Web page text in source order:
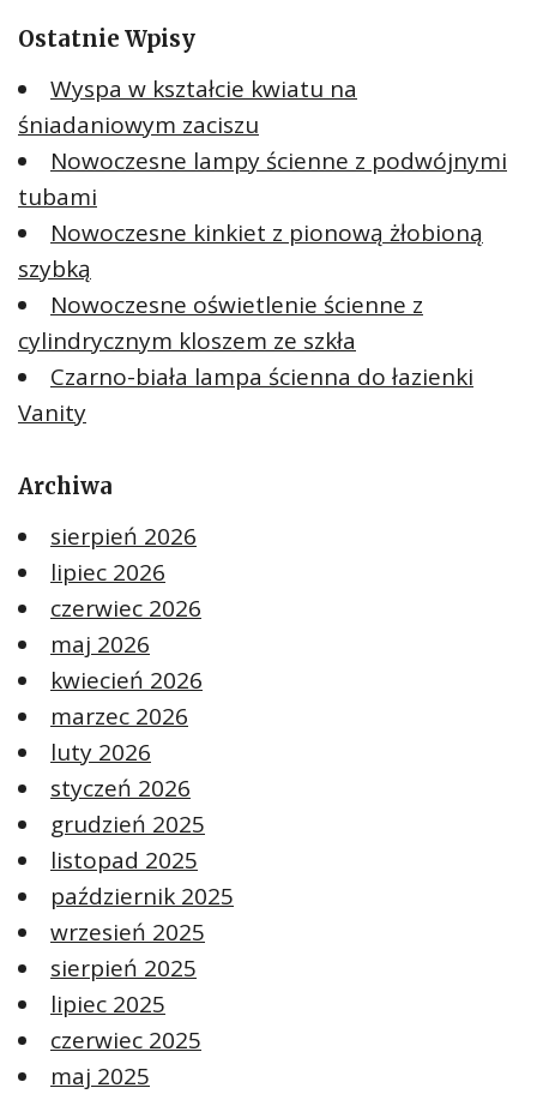
Ostatnie Wpisy
Wyspa w kształcie kwiatu na
śniadaniowym zaciszu
Nowoczesne lampy ścienne z podwójnymi
tubami
Nowoczesne kinkiet z pionową żłobioną
szybką
Nowoczesne oświetlenie ścienne z
cylindrycznym kloszem ze szkła
Czarno-biała lampa ścienna do łazienki
Vanity
Archiwa
sierpień 2026
lipiec 2026
czerwiec 2026
maj 2026
kwiecień 2026
marzec 2026
luty 2026
styczeń 2026
grudzień 2025
listopad 2025
październik 2025
wrzesień 2025
sierpień 2025
lipiec 2025
czerwiec 2025
maj 2025